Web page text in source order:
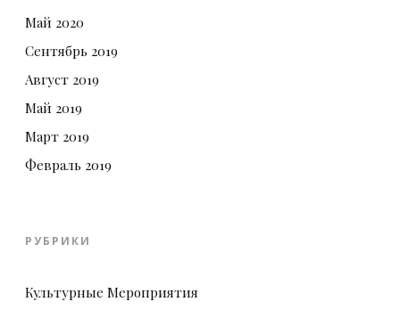
Май 2020
Сентябрь 2019
Август 2019
Май 2019
Март 2019
Февраль 2019
РУБРИКИ
Культурные Мероприятия